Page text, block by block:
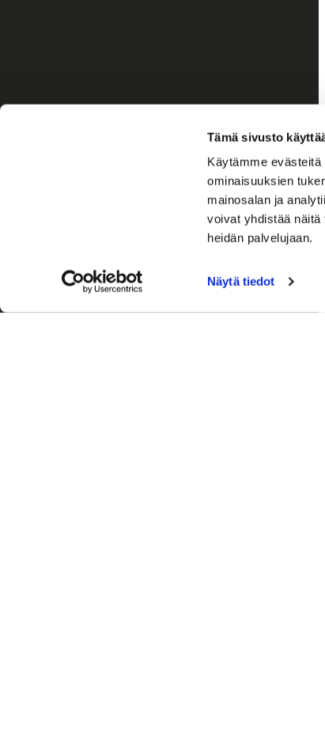
Tämä sivusto
Käytämme
ominaisuuksien
mainosalan ja
voivat yhdistää näitä
heidän palvelujaan.
Näytä tiedot